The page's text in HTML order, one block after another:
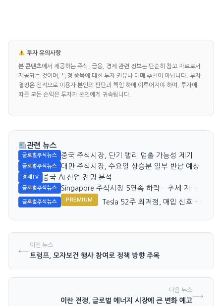
투자 유의사항
본 콘텐츠에서 제공하는 주식, 금융, 경제 관련 정보는 단순히 참고 자료로서
제공되는 것이며, 특정 종목에 대한 투자 권유나 매매 추천이 아닙니다. 투자
결정은 전적으로 이용자 본인의 판단과 책임 하에 이루어져야 하며, 투자에
따른 모든 손익은 투자자 본인에게 귀속됩니다.
관련 뉴스
글로벌주식뉴스 중국 주식시장, 단기 랠리 멈출 가능성 제기
글로벌주식뉴스 대만 주식시장, 수요일 상승분 일부 반납 예상
경제TV 중국 AI 산업 전망 분석
글로벌주식뉴스
Singapore 주식시장 5연속 하락…추세 지속
가능성 주목
글로벌주식뉴스 PREMIUM
Tesla 52주 최저점, 매입 신호일
←이전 뉴스
트럼프, 모자보건 행사 참여로 정책 방향 주목
다음 뉴스
이란 전쟁, 글로벌 에너지 시장에 큰 변화 예고→